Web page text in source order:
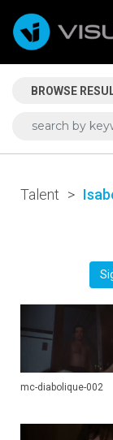
BROWSE
Talent >
mc-diabolique-002